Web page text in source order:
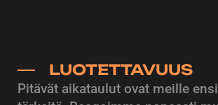
LUOTETTAVUUS
Pitävät aikataulut ovat meille